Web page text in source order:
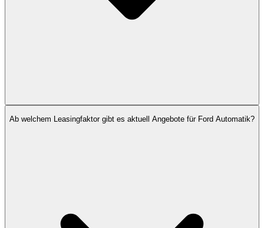
Ab welchem Leasingfaktor gibt es aktuell Angebote für Ford Automatik?